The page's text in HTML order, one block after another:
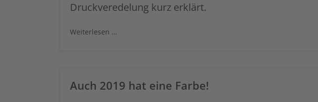
Druckveredelung kurz erklärt.
Weiterlesen …
Auch 2019 hat eine Farbe!